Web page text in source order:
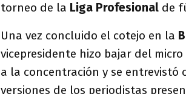
torneo de la Liga Profesional de
Una vez concluido el cotejo en la
vicepresidente hizo bajar del
a la concentración y se entrevistó
versiones de los periodistas